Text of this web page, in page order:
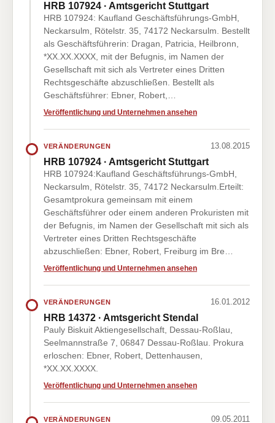
HRB 107924 · Amtsgericht Stuttgart
HRB 107924: Kaufland Geschäftsführungs-GmbH,
Neckarsulm, Rötelstr. 35, 74172 Neckarsulm. Bestellt
als Geschäftsführerin: Dragan, Patricia, Heilbronn,
*XX.XX.XXXX, mit der Befugnis, im Namen der
Gesellschaft mit sich als Vertreter eines Dritten
Rechtsgeschäfte abzuschließen. Bestellt als
Geschäftsführer: Ebner, Robert,…
Veröffentlichung und Unternehmen ansehen
VERÄNDERUNGEN 13.08.2015
HRB 107924 · Amtsgericht Stuttgart
HRB 107924:Kaufland Geschäftsführungs-GmbH,
Neckarsulm, Rötelstr. 35, 74172 Neckarsulm.Erteilt:
Gesamtprokura gemeinsam mit einem
Geschäftsführer oder einem anderen Prokuristen mit
der Befugnis, im Namen der Gesellschaft mit sich als
Vertreter eines Dritten Rechtsgeschäfte
abzuschließen: Ebner, Robert, Freiburg im Bre…
Veröffentlichung und Unternehmen ansehen
VERÄNDERUNGEN 16.01.2012
HRB 14372 · Amtsgericht Stendal
Pauly Biskuit Aktiengesellschaft, Dessau-Roßlau,
Seelmannstraße 7, 06847 Dessau-Roßlau. Prokura
erloschen: Ebner, Robert, Dettenhausen,
*XX.XX.XXXX.
Veröffentlichung und Unternehmen ansehen
VERÄNDERUNGEN 09.05.2011